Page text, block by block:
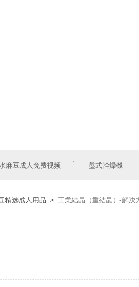
麻豆成人免费视频 盤式幹燥機
精选成人用品 > 工業結晶（重結晶）-解決